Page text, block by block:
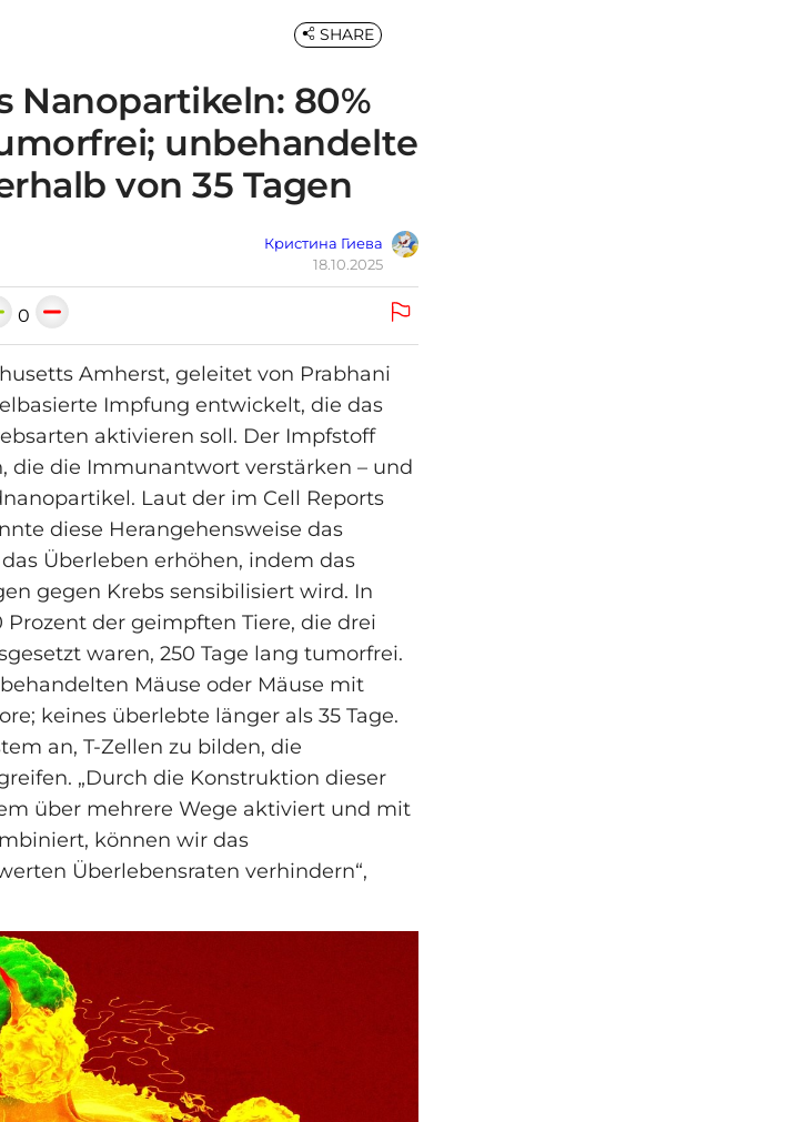
Nanopartikeln: 80%
unbehandelte
von 35 Tagen
Кристина Гиева
18.10.2025
SHARE
0
Amherst, geleitet von Prabhani
Impfung entwickelt, die das
aktivieren soll. Der Impfstoff
die die Immunantwort verstärken – und
Laut der im Cell Reports
diese Herangehensweise das
Überleben erhöhen, indem das
gegen Krebs sensibilisiert wird. In
der geimpften Tiere, die drei
waren, 250 Tage lang tumorfrei.
Mäuse oder Mäuse mit
keines überlebte länger als 35 Tage.
an, T-Zellen zu bilden, die
„Durch die Konstruktion dieser
über mehrere Wege aktiviert und mit
können wir das
Überlebensraten verhindern“,